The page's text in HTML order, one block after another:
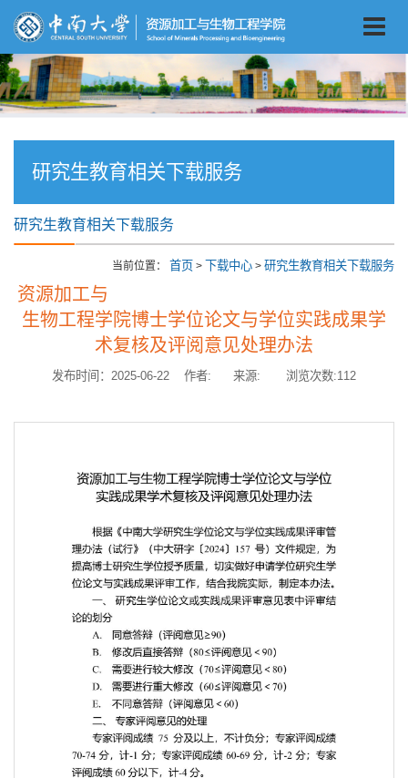
研究生教育相关下载服务
研究生教育相关下载服务
当前位置： 首页 > 下载中心 > 研究生教育相关下载服务
资源加工与
生物工程学院博士学位论文与学位实践成果学
术复核及评阅意见处理办法
发布时间：2025-06-22 作者: 来源: 浏览次数:112